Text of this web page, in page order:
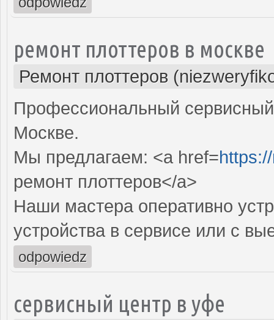
ремонт плоттеров в москве
Ремонт плоттеров
Профессиональный
Москве.
Мы предлагаем: <a href=
ремонт плоттеров</a>
Наши мастера оперативно
устройства в сервисе или с
odpowiedz
сервисный центр в уфе